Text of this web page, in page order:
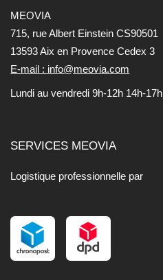
MEOVIA
715, rue Albert Einstein CS90501
13593 Aix en Provence Cedex 3
E-mail : info@meovia.com
Lundi au vendredi 9h-12h 14h-17h
SERVICES MEOVIA
Logistique professionnelle par